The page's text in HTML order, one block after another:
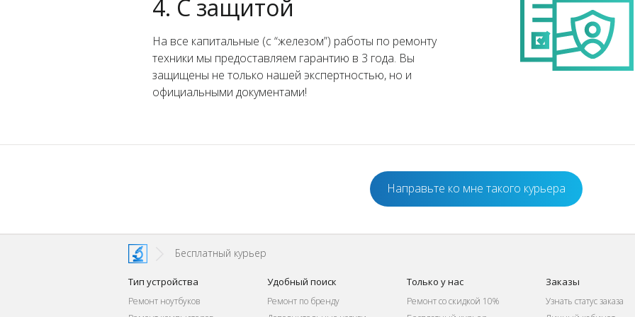
4. С защитой
На все капитальные (с “железом”) работы по ремонту
техники мы предоставляем гарантию в 3 года. Вы
защищены не только нашей экспертностью, но и
официальными документами!
Направьте ко мне такого курьера
Бесплатный курьер
Тип устройства
Ремонт ноутбуков
Удобный поиск
Ремонт по бренду
Только у нас
Ремонт со скидкой 10%
Заказы
Узнать статус заказа